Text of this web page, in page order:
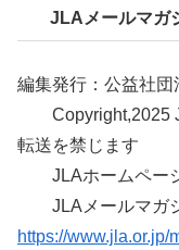
JLAメールマガ
編集発行：公益社
Copyright,2025
転送を禁じます
JLAホームペー
JLAメールマガ
https://www.jla.or.jp/